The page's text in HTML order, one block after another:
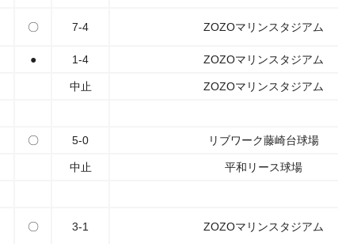
〇 7-4 ZOZOマリンスタジアム
● 1-4 ZOZOマリンスタジアム
中止 ZOZOマリンスタジアム
〇 5-0 リブワーク藤崎台球場
中止 平和リース球場
〇 3-1 ZOZOマリンスタジアム